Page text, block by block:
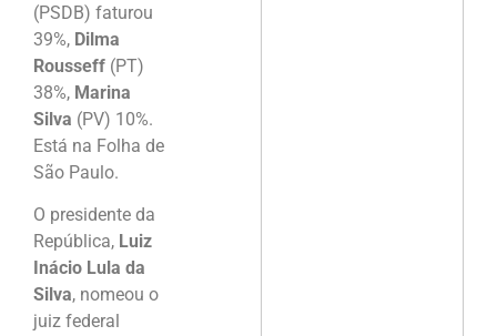
(PSDB) faturou
39%, Dilma
Rousseff (PT)
38%, Marina
Silva (PV) 10%.
Está na Folha de
São Paulo.
O presidente da
República, Luiz
Inácio Lula da
Silva, nomeou o
juiz federal